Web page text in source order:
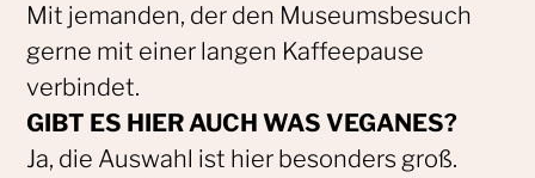
Mit jemanden, der den Museumsbesuch
gerne mit einer langen Kaffeepause
verbindet.
GIBT ES HIER AUCH WAS VEGANES?
Ja, die Auswahl ist hier besonders groß.